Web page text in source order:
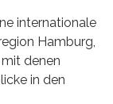
internationale
Hamburg,
denen
in den